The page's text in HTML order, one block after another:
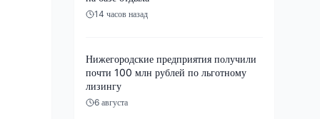
14 часов назад
Нижегородские предприятия получили
почти 100 млн рублей по льготному
лизингу
6 августа